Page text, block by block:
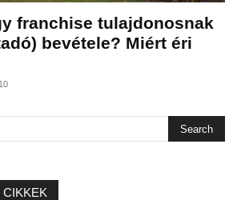
franchise tulajdonosnak
bevétele? Miért éri